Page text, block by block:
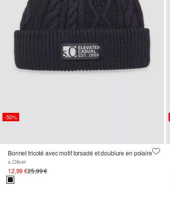
-50%
Bonnet tricoté avec motif torsadé et doublure en polaire
s.Oliver
12,99 €25,99 €